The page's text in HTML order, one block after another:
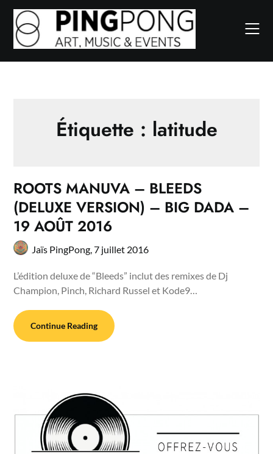
Skip
content
Étiquette : latitude
ROOTS MANUVA – BLEEDS
(DELUXE VERSION) – BIG DADA –
19 AOÛT 2016
Jaïs PingPong,7 juillet 2016
L’édition deluxe de “Bleeds” inclut des remixes de Dj
Champion, Pinch, Richard Russel et Kode9…
Continue Reading